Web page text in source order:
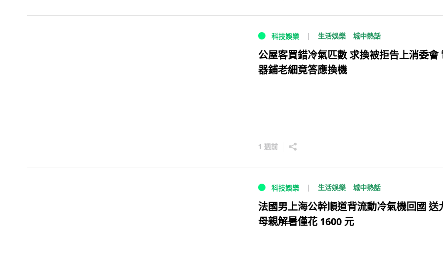
科技娛樂 生活娛樂 城中熱話
公屋客買錯冷氣匹數 求換被拒告上消委會
器鋪老細竟答應換機
1 週前
科技娛樂 生活娛樂 城中熱話
法國男上海公幹順道背流動冷氣機回國 送
母親解暑僅花 1600 元